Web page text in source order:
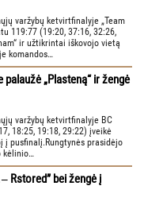
varžybų ketvirtfinalyje „Team
119:77 (19:20, 37:16, 32:26,
ir užtikrintai iškovojo vietą
komandos…
palaužė „Plasteną“ ir žengė
varžybų ketvirtfinalyje BC
18:25, 19:18, 29:22) įveikė
į pusfinalį.Rungtynės prasidėjo
kėlinio…
Rstored” bei žengė į